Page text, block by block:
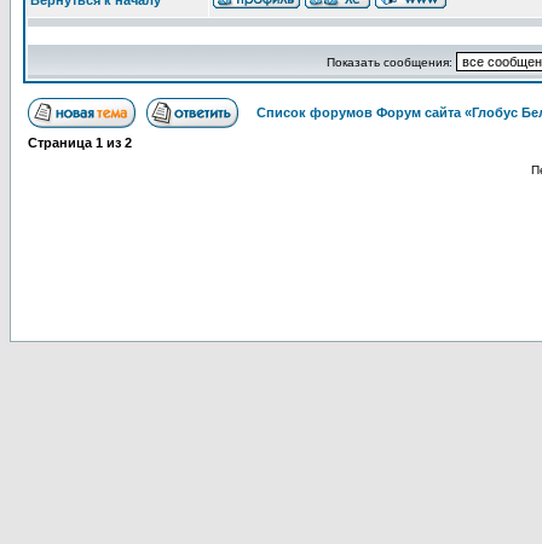
Показать сообщения:
Список форумов Форум сайта «Глобус
Страница 1 из 2